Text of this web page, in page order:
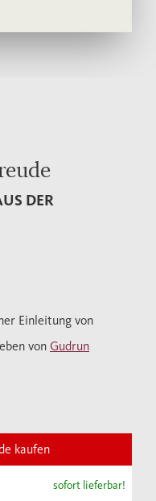
DER
Einleitung von
von Gudrun
kaufen
sofort lieferbar!